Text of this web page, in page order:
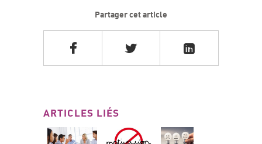
Partager cet article
ARTICLES LIÉS